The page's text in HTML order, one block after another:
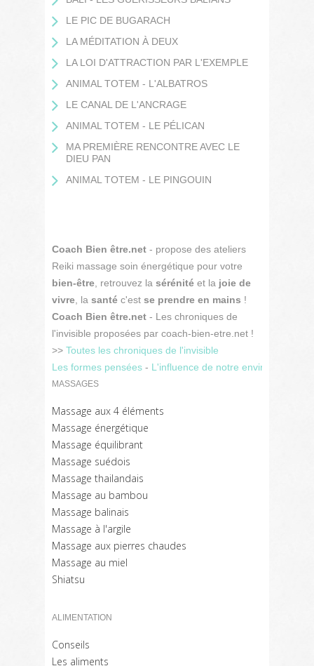
LE PIC DE BUGARACH
LA MÉDITATION À DEUX
LA LOI D'ATTRACTION PAR L'EXEMPLE
ANIMAL TOTEM - L'ALBATROS
LE CANAL DE L'ANCRAGE
ANIMAL TOTEM - LE PÉLICAN
MA PREMIÈRE RENCONTRE AVEC LE
DIEU PAN
ANIMAL TOTEM - LE PINGOUIN
Coach Bien être.net - propose des ateliers
Reiki massage soin énergétique pour votre
bien-être , retrouvez la sérénité et la joie de
vivre , la santé c'est se prendre en mains !
Coach Bien être.net - Les chroniques de
l'invisible proposées par coach-bien-etre.net !
>> Toutes les chroniques de l'invisible
Les formes pensées - L'influence de notre
MASSAGES
Massage aux 4 éléments
Massage énergétique
Massage équilibrant
Massage suédois
Massage thailandais
Massage au bambou
Massage balinais
Massage à l'argile
Massage aux pierres chaudes
Massage au miel
Shiatsu
ALIMENTATION
Conseils
Les aliments